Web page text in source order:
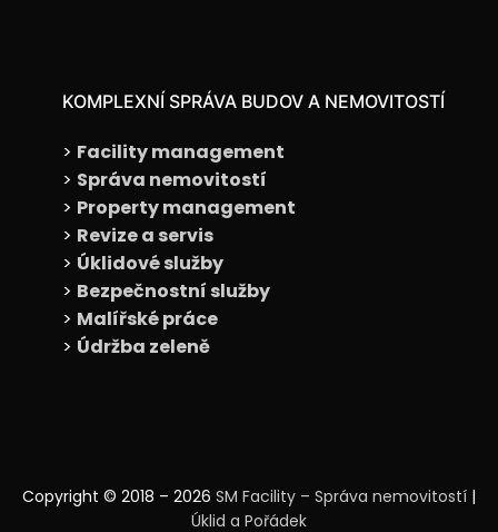
KOMPLEXNÍ SPRÁVA BUDOV A NEMOVITOSTÍ
> Facility management
> Správa nemovitostí
> Property management
> Revize a servis
> Úklidové služby
> Bezpečnostní služby
> Malířské práce
> Údržba zeleně
Copyright © 2018 – 2026 SM Facility – Správa nemovitostí |
Úklid a Pořádek